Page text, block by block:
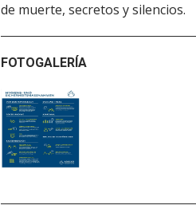
de muerte, secretos y silencios.
FOTOGALERÍA